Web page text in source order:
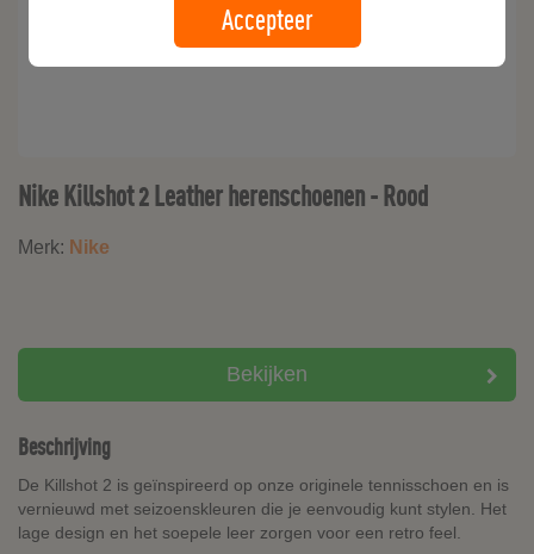
Nike Killshot 2 Leather herenschoenen - Rood
Merk: Nike
Bekijken
Beschrijving
De Killshot 2 is geïnspireerd op onze originele tennisschoen en is
vernieuwd met seizoenskleuren die je eenvoudig kunt stylen. Het
lage design en het soepele leer zorgen voor een retro feel.
Accepteer